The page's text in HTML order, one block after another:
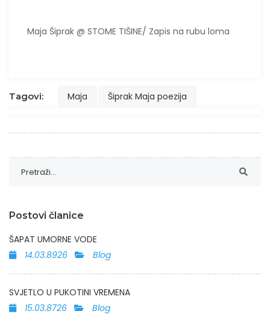
Maja Šiprak @ STOME TIŠINE/ Zapis na rubu loma
Tagovi: Maja Šiprak Maja poezija
Postovi članice
ŠAPAT UMORNE VODE
14.03.8926
Blog
SVJETLO U PUKOTINI VREMENA
15.03.8726
Blog